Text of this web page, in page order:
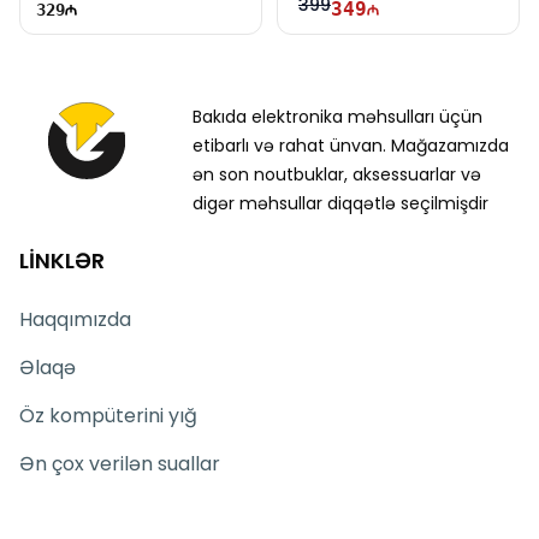
329 399349
Bakıda elektronika məhsulları üçün
etibarlı və rahat ünvan. Mağazamızda
ən son noutbuklar, aksessuarlar və
digər məhsullar diqqətlə seçilmişdir
LİNKLƏR
Haqqımızda
Əlaqə
Öz kompüterini yığ
Ən çox verilən suallar